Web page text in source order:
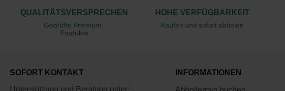
QUALITÄTSVERSPRECHEN
Geprüfte Premium-
Produkte
HOHE VERFÜGBARKEIT
Kaufen und sofort abholen
SOFORT KONTAKT
Unterstützung und Beratung unter:
INFORMATIONEN